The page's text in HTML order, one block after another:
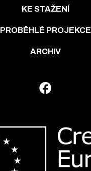
KE STAŽENÍ
PROBĚHLÉ PROJEKCE
ARCHIV